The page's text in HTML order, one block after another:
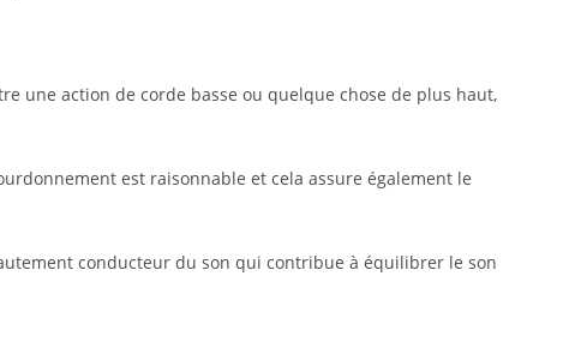
une action de corde basse ou quelque chose de plus haut,
est raisonnable et cela assure également le
conducteur du son qui contribue à équilibrer le son